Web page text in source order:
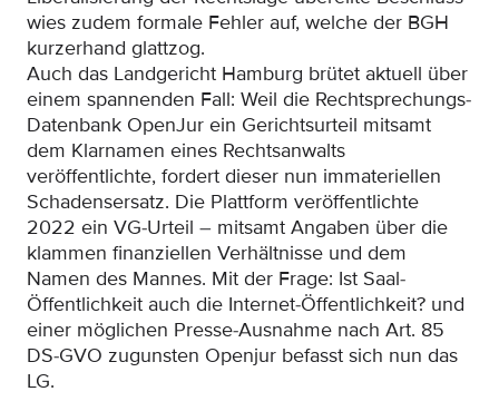
wies zudem formale Fehler auf, welche der BGH
kurzerhand glattzog.
Auch das Landgericht Hamburg brütet aktuell über
einem spannenden Fall: Weil die Rechtsprechungs-
Datenbank OpenJur ein Gerichtsurteil mitsamt
dem Klarnamen eines Rechtsanwalts
veröffentlichte, fordert dieser nun immateriellen
Schadensersatz. Die Plattform veröffentlichte
2022 ein VG-Urteil – mitsamt Angaben über die
klammen finanziellen Verhältnisse und dem
Namen des Mannes. Mit der Frage: Ist Saal-
Öffentlichkeit auch die Internet-Öffentlichkeit? und
einer möglichen Presse-Ausnahme nach Art. 85
DS-GVO zugunsten Openjur befasst sich nun das
LG.